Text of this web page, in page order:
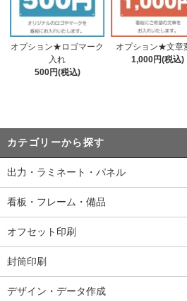
オプション★ロゴマーク
入れ
500円(税込)
オプション★文章
1,000円(税込)
カテゴリーから探す
出力・ラミネート・パネル
看板・フレーム・備品
オフセット印刷
封筒印刷
デザイン・データ作成